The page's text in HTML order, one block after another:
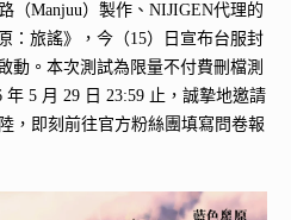
（Manjuu）製作、NIJIGEN代理的
：旅謠》，今（15）日宣布台服封
動。本次測試為限量不付費刪檔測
5 月 29 日 23:59 止，誠摯地邀請
，即刻前往官方粉絲團填寫問卷報